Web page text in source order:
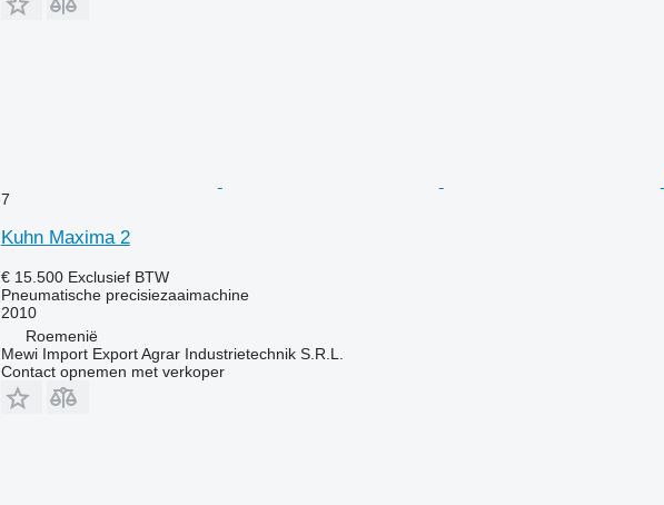
7
Kuhn Maxima 2
€ 15.500 Exclusief BTW
Pneumatische precisiezaaimachine
2010
Roemenië
Mewi Import Export Agrar Industrietechnik S.R.L.
Contact opnemen met verkoper